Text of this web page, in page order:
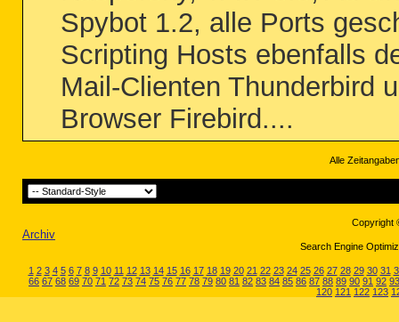
Spybot 1.2, alle Ports
Scripting Hosts ebenfalls
Mail-Clienten Thunderbird
Browser Firebird....
Alle
Copyright
Archiv
Search Engine
1 2 3 4 5 6 7 8 9 10 11 12 13 14 15 16 17 18 19 20 21 22 23 24 25 26 27 28 29 30 31
66 67 68 69 70 71 72 73 74 75 76 77 78 79 80 81 82 83 84 85 86 87 88 89 90 91 92 93
120 121 122 123